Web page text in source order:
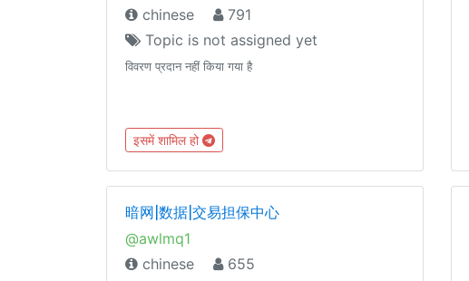
chinese
791
Topic is not assigned yet
विवरण प्रदान नहीं किया गया है
इसमें शामिल हो
暗网|数据|交易担保中心
@awlmq1
chinese
655